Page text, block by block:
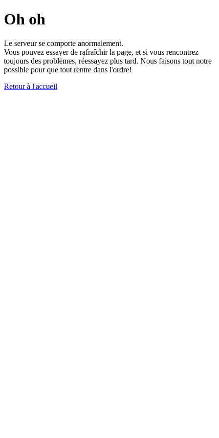
Oh oh
Le serveur se comporte anormalement.
Vous pouvez essayer de rafraîchir la page, et si vous rencontrez
toujours des problèmes, réessayez plus tard. Nous faisons tout notre
possible pour que tout rentre dans l'ordre!
Retour à l'accueil